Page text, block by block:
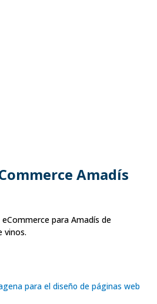
Amadís
para Amadís de
vinos.